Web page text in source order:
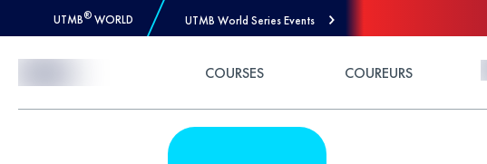
UTMB® WORLD UTMB World Series Events
COURSES COUREURS